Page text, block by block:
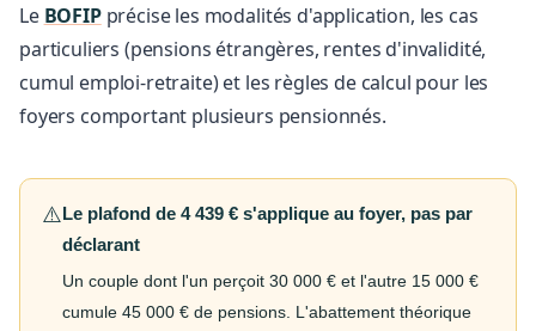
Le BOFIPprécise les modalités d'application, les cas
particuliers (pensions étrangères, rentes d'invalidité,
cumul emploi-retraite) et les règles de calcul pour les
foyers comportant plusieurs pensionnés.
⚠️Le plafond de 4 439 € s'applique au foyer, pas par
déclarant
Un couple dont l'un perçoit 30 000 € et l'autre 15 000 €
cumule 45 000 € de pensions. L'abattement théorique